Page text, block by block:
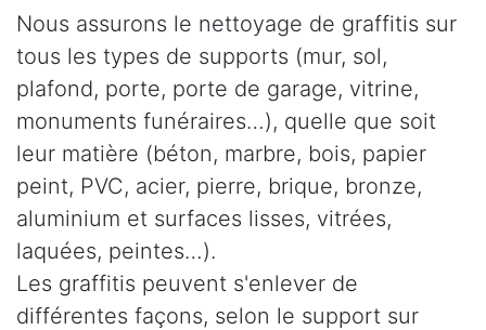
Nous assurons le nettoyage de graffitis sur
tous les types de supports (mur, sol,
plafond, porte, porte de garage, vitrine,
monuments funéraires…), quelle que soit
leur matière (béton, marbre, bois, papier
peint, PVC, acier, pierre, brique, bronze,
aluminium et surfaces lisses, vitrées,
laquées, peintes…).
Les graffitis peuvent s'enlever de
différentes façons, selon le support sur